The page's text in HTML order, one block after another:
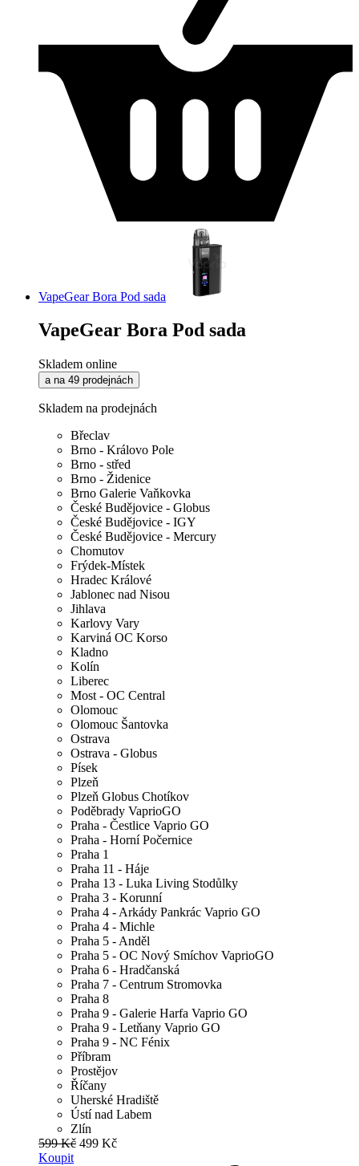
VapeGear Bora Pod sada
VapeGear Bora Pod sada
Skladem online
a na 49 prodejnách
Skladem na prodejnách
Břeclav
Brno - Královo Pole
Brno - střed
Brno - Židenice
Brno Galerie Vaňkovka
České Budějovice - Globus
České Budějovice - IGY
České Budějovice - Mercury
Chomutov
Frýdek-Místek
Hradec Králové
Jablonec nad Nisou
Jihlava
Karlovy Vary
Karviná OC Korso
Kladno
Kolín
Liberec
Most - OC Central
Olomouc
Olomouc Šantovka
Ostrava
Ostrava - Globus
Písek
Plzeň
Plzeň Globus Chotíkov
Poděbrady VaprioGO
Praha - Čestlice Vaprio GO
Praha - Horní Počernice
Praha 1
Praha 11 - Háje
Praha 13 - Luka Living Stodůlky
Praha 3 - Korunní
Praha 4 - Arkády Pankrác Vaprio GO
Praha 4 - Michle
Praha 5 - Anděl
Praha 5 - OC Nový Smíchov VaprioGO
Praha 6 - Hradčanská
Praha 7 - Centrum Stromovka
Praha 8
Praha 9 - Galerie Harfa Vaprio GO
Praha 9 - Letňany Vaprio GO
Praha 9 - NC Fénix
Příbram
Prostějov
Říčany
Uherské Hradiště
Ústí nad Labem
Zlín
599 Kč 499 Kč
Koupit